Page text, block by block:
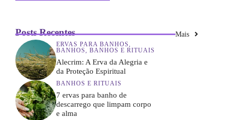
Posts Recentes Mais
ERVAS PARA BANHOS,
BANHOS, BANHOS E RITUAIS
Alecrim: A Erva da Alegria e
da Proteção Espiritual
BANHOS E RITUAIS
7 ervas para banho de
descarrego que limpam corpo
e alma